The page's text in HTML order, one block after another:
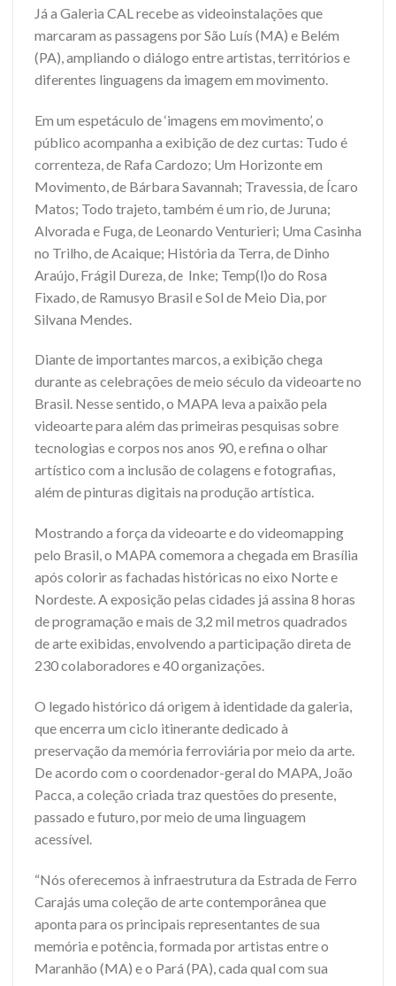
Já a Galeria CAL recebe as videoinstalações que
marcaram as passagens por São Luís (MA) e Belém
(PA), ampliando o diálogo entre artistas, territórios e
diferentes linguagens da imagem em movimento.
Em um espetáculo de ‘imagens em movimento’, o
público acompanha a exibição de dez curtas: Tudo é
correnteza, de Rafa Cardozo; Um Horizonte em
Movimento, de Bárbara Savannah; Travessia, de Ícaro
Matos; Todo trajeto, também é um rio, de Juruna;
Alvorada e Fuga, de Leonardo Venturieri; Uma Casinha
no Trilho, de Acaique; História da Terra, de Dinho
Araújo, Frágil Dureza, de Inke; Temp(l)o do Rosa
Fixado, de Ramusyo Brasil e Sol de Meio Dia, por
Silvana Mendes.
Diante de importantes marcos, a exibição chega
durante as celebrações de meio século da videoarte no
Brasil. Nesse sentido, o MAPA leva a paixão pela
videoarte para além das primeiras pesquisas sobre
tecnologias e corpos nos anos 90, e refina o olhar
artístico com a inclusão de colagens e fotografias,
além de pinturas digitais na produção artística.
Mostrando a força da videoarte e do videomapping
pelo Brasil, o MAPA comemora a chegada em Brasília
após colorir as fachadas históricas no eixo Norte e
Nordeste. A exposição pelas cidades já assina 8 horas
de programação e mais de 3,2 mil metros quadrados
de arte exibidas, envolvendo a participação direta de
230 colaboradores e 40 organizações.
O legado histórico dá origem à identidade da galeria,
que encerra um ciclo itinerante dedicado à
preservação da memória ferroviária por meio da arte.
De acordo com o coordenador-geral do MAPA, João
Pacca, a coleção criada traz questões do presente,
passado e futuro, por meio de uma linguagem
acessível.
“Nós oferecemos à infraestrutura da Estrada de Ferro
Carajás uma coleção de arte contemporânea que
aponta para os principais representantes de sua
memória e potência, formada por artistas entre o
Maranhão (MA) e o Pará (PA), cada qual com sua